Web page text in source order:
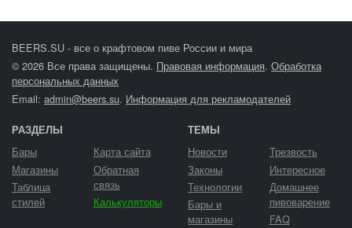
BEERS.SU - все о крафтовом пиве России и мира
© 2026 Все права защищены. Правовая информация. Обработка
персональных данных
Email: admin@beers.su. Информация для рекламодателей
РАЗДЕЛЫ
Бары
Магазины
Таблица
стилей
Карта сайта
Обратная
связь
Калькуляторы
ТЕМЫ
Новости
Законы
Технологии
Бары и
магазины
Трезвость
Интересное
Домашнее
пивоварение
FAQ